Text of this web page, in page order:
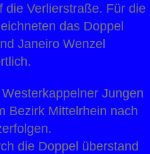
die Verlierstraße. Für die
das Doppel
Janeiro Wenzel
Jungen
Bezirk Mittelrhein nach
die Doppel überstand